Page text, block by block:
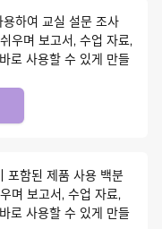
하여 교실 설문 조사
우며 보고서, 수업 자료,
로 사용할 수 있게 만들
포함된 제품 사용 백분
며 보고서, 수업 자료,
로 사용할 수 있게 만들